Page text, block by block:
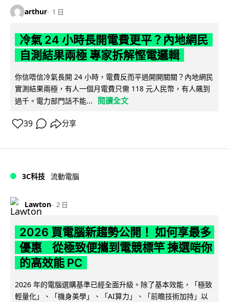
arthur 1 日
冷氣 24 小時長開電費更平？內地網民
自測結果兩極 專家拆解慳電邏輯
你信唔信冷氣長開 24 小時，電費反而平過開開關關？內地網民
實測結果兩極，有人一個月電費只需 118 元人民幣，有人飆到
過千。電力部門話不能...
閱讀全文
39 分享
3C科技 流動電腦
Lawton 2 日
2026 買電腦新趨勢公開！ 如何享最多
優惠 從極致便攜到電競標竿 揀選啱你
的高效能 PC
2026 年的電腦選購基準已經全面升級。除了基本效能，「極致
輕量化」、「機身美學」、「AI算力」、「前瞻技術加持」以